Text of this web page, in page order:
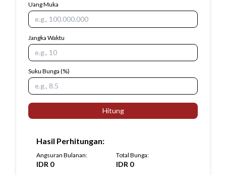
Uang Muka
Jangka Waktu
Suku Bunga (%)
Hitung
Hasil Perhitungan:
Angsuran Bulanan:
IDR 0
Total Bunga:
IDR 0